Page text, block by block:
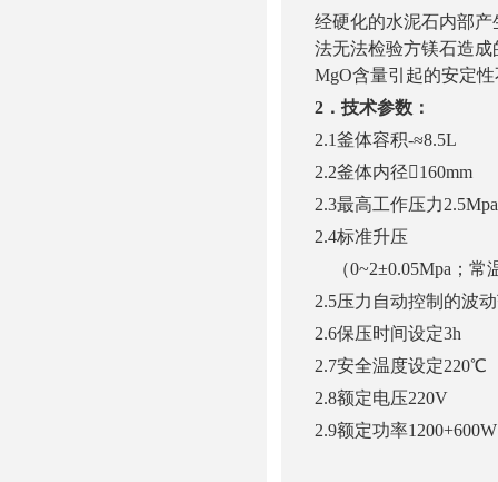
经硬化的水泥石内部
法无法检验方镁石造
MgO含量引起的安定
2．技术参数：
2.1釜体容积-≈8.5L
2.2釜体内径160mm
2.3最高工作压力2.5Mpa
2.4标准升压
（0~2±0.05Mpa ；常
2.5压力自动控制的波
2.6保压时间设定3h
2.7安全温度设定220℃
2.8额定电压220V
2.9额定功率1200+600W